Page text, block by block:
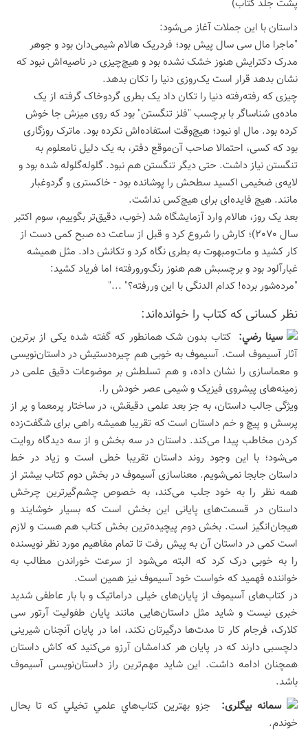
پشت جلد کتاب)
داستان با این جملات آغاز می‌شود:
"ماجرا مال سی سال پیش بود؛ فردریک هالام شیمی‌دان بود و جوهر
مدرک دکترایش هنوز خشک نشده بود و هیچ‌چیزی در ناصیه‌اش نبود که
نشان بدهد قرار است یک‌روزی دنیا را تکان بدهد.
چیزی که رفته‌رفته دنیا را تکان داد یک بطری گردوخاک گرفته از یک
ماده‌ی شناساگر با برچسب "فلز تنگستن" بود که روی میزش جا خوش
کرده بود. مال او نبود؛ هیچ‌وقت استفاده‌اش نکرده بود. ماترک روزگاری
بود که کسی، احتمالا صاحب آن‌موقع دفتر، به یک دلیل نامعلوم به
تنگستن نیاز داشت. حتی دیگر تنگستن هم نبود. گلوله‌گلوله شده بود و
لایه‌ی ضخیمی اکسید سطحش را پوشانده بود - خاکستری و گردوغبار
مانند. هیچ فایده‌ای برای هیچ‌کس نداشت.
بعد یک روز، هالام وارد آزمایشگاه شد (خوب، دقیق‌تر بگوییم، سوم اکتبر
سال 2070)؛ کارش را شروع کرد و قبل از ساعت ده صبح کمی دست از
کار کشید و مات‌ومبهوت به بطری نگاه کرد و تکانش داد. مثل همیشه
غبارآلود بود و برچسبش هم هنوز رنگ‌ورورفته؛ اما فریاد کشید:
"مرده‌شور برده! کدام الدنگی با این وررفته؟" ..."
نظر كسانی كه كتاب را خوانده‌اند:
سينا رضي:کتاب بدون شک همانطور که گفته شده یکی از برترین
آثار آسیموف است. آسیموف به خوبی هم چیره‌دستیش در داستان‌نویسی
و معماسازی را نشان داده، و هم تسلطش بر موضوعات دقیق علمی در
زمینه‌های پیشروی فیزیک و شیمی عصر خودش را.
ویژگی جالب داستان، به جز بعد علمی دقیقش، در ساختار پرمعما و پر از
پرسش و پیچ و خم داستان است که تقریبا همیشه راهی برای شگفت‌زده
کردن مخاطب پیدا می‌کند. داستان در سه بخش و از سه دیدگاه روایت
می‌شود؛ با این وجود روند داستان تقریبا خطی است و زیاد در خط
داستان جابجا نمی‌شویم. معناسازی آسیموف در بخش دوم کتاب بیشتر از
همه نظر را به خود جلب می‌کند، به خصوص چشم‌گیرترین چرخش
داستان در قسمت‌های پایانی این بخش است که بسیار خوشایند و
هیجان‌انگیز است. بخش دوم پیچیده‌ترین بخش کتاب هم هست و لازم
است کمی در داستان آن به پیش رفت تا تمام مفاهیم مورد نظر نویسنده
را به خوبی درک کرد که البته می‌شود از سرعت خوراندن مطالب به
خواننده فهمید که خواست خود آسیموف نیز همین است.
در کتاب‌های آسیموف از پایان‌های خیلی دراماتیک و با بار عاطفی شدید
خبری نیست و شاید مثل داستان‌هایی مانند پایان طفولیت آرتور سی
کلارک، فرجام کار تا مدت‌ها درگیرتان نکند، اما در پایان آنچنان شیرینی
دلچسبی دارند که در پایان هر کدامشان آرزو می‌کنید که کاش داستان
همچنان ادامه داشت. این شاید مهم‌ترین راز داستان‌نویسی آسیموف
باشد.
سمانه بیگلری: جزو بهترين كتاب‌هاي علمي تخيلي كه تا بحال
خوندم.